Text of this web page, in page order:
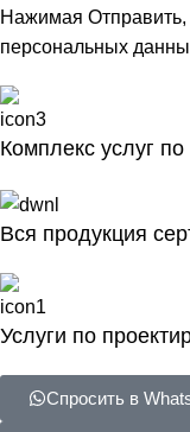
Нажимая
персональных
Комплекс услуг
Вся продукция
Услуги по
Спросить в